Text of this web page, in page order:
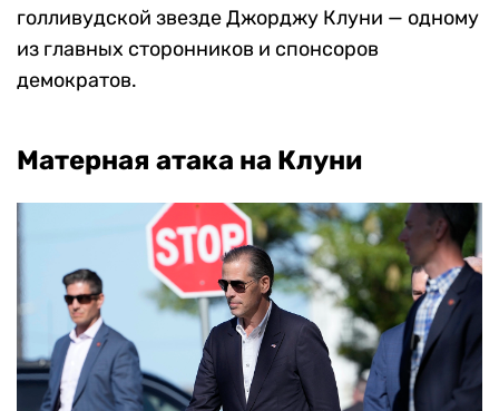
голливудской звезде Джорджу Клуни — одному
из главных сторонников и спонсоров
демократов.
Матерная атака на Клуни